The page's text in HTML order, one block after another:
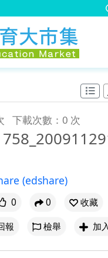
下載次數：0 次
(edshare)
0 0
收藏
報
檢舉 加